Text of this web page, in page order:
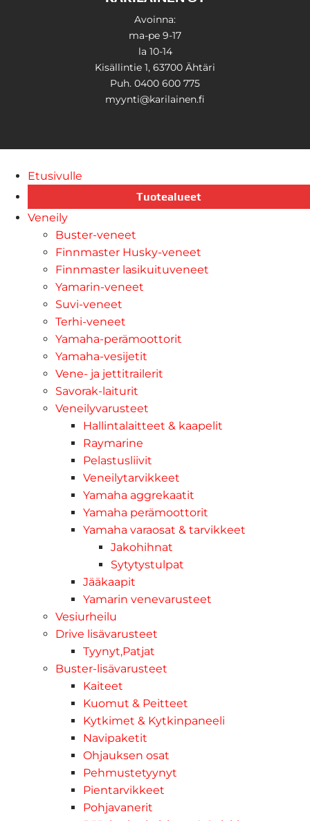
Avoinna:
ma-pe 9-17
la 10-14
Kisällintie 1, 63700 Ähtäri
Puh. 0400 600 775
myynti@karilainen.fi
Etusivulle
Tuotealueet
Veneily
Buster-veneet
Finnmaster Husky-veneet
Finnmaster lasikuituveneet
Yamarin-veneet
Suvi-veneet
Terhi-veneet
Yamaha-perämoottorit
Yamaha-vesijetit
Vene- ja jettitrailerit
Savorak-laiturit
Veneilyvarusteet
Hallintalaitteet & kaapelit
Raymarine
Pelastusliivit
Veneilytarvikkeet
Yamaha aggrekaatit
Yamaha perämoottorit
Yamaha varaosat & tarvikkeet
Jakohihnat
Sytytystulpat
Jääkaapit
Yamarin venevarusteet
Vesiurheilu
Drive lisävarusteet
Tyynyt,Patjat
Buster-lisävarusteet
Kaiteet
Kuomut & Peitteet
Kytkimet & Kytkinpaneeli
Navipaketit
Ohjauksen osat
Pehmustetyynyt
Pientarvikkeet
Pohjavanerit